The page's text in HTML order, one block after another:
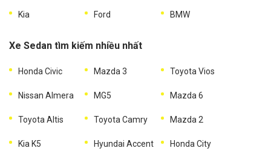
Kia Ford BMW
Xe Sedan tìm kiếm nhiều nhất
Honda Civic Mazda 3 Toyota Vios
Nissan Almera MG5 Mazda 6
Toyota Altis Toyota Camry Mazda 2
Kia K5 Hyundai Accent Honda City